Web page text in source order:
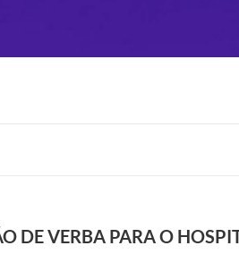
DE VERBA PARA O